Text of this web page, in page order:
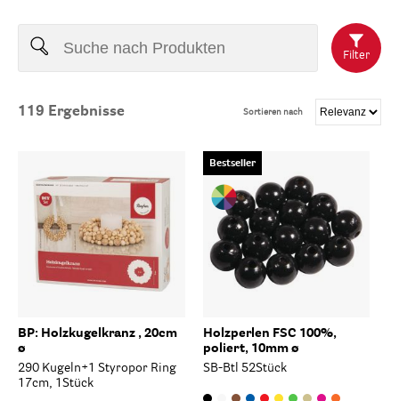
Filter
119 Ergebnisse Sortieren nach
BP: Holzkugelkranz , 20cm
ø
290 Kugeln+1 Styropor Ring
17cm, 1Stück
Bestseller
Holzperlen FSC 100%,
poliert, 10mm ø
SB-Btl 52Stück